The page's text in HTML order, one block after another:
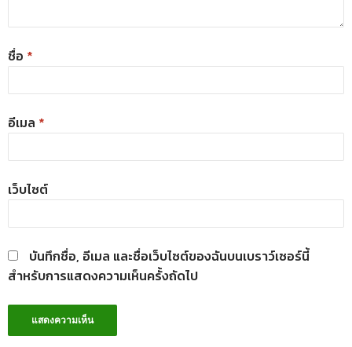
ชื่อ *
อีเมล *
เว็บไซต์
บันทึกชื่อ, อีเมล และชื่อเว็บไซต์ของฉันบนเบราว์เซอร์นี้
สำหรับการแสดงความเห็นครั้งถัดไป